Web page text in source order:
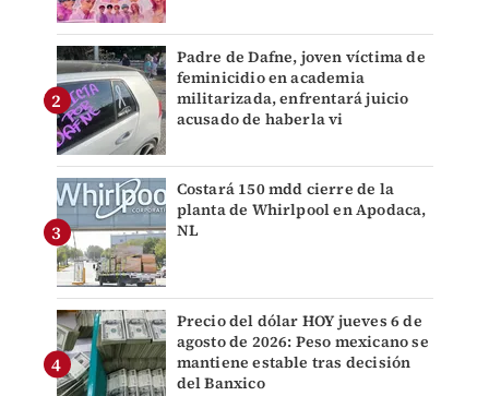
Padre de Dafne, joven víctima de
feminicidio en academia
militarizada, enfrentará juicio
acusado de haberla vi
Costará 150 mdd cierre de la
planta de Whirlpool en Apodaca,
NL
Precio del dólar HOY jueves 6 de
agosto de 2026: Peso mexicano se
mantiene estable tras decisión
del Banxico